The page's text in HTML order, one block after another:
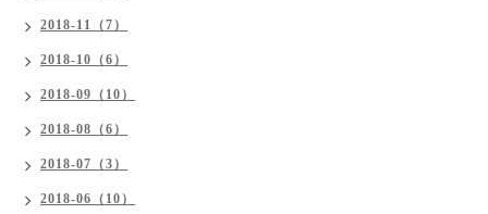
2018-11（7）
2018-10（6）
2018-09（10）
2018-08（6）
2018-07（3）
2018-06（10）